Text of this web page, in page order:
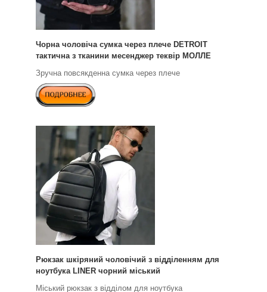
Чорна чоловіча сумка через плече DETROIT
тактична з тканини месенджер теквір МОЛЛЕ
Зручна повсякденна сумка через плече
Рюкзак шкіряний чоловічий з відділенням для
ноутбука LINER чорний міський
Міський рюкзак з відділом для ноутбука